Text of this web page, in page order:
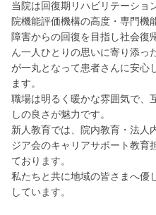
当院は回復期リハビリテーショ
院機能評価機構の高度・専門機
障害からの回復を目指し社会復
ん一人ひとりの思いに寄り添っ
が一丸となって患者さんに安心
ます。
職場は明るく暖かな雰囲気で、
しの良さが魅力です。
新人教育では、院内教育・法人
ジア会のキャリアサポート教育
ております。
私たちと共に地域の皆さまへ優
しています。